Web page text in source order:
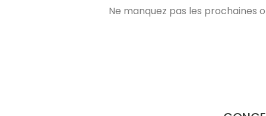
Ne manquez pas les prochaines